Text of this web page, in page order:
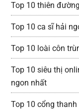
Top 10 thiên
Top 10 ca sĩ hải
Top 10 loài côn
Top 10 siêu thị
ngon nhất
Top 10 cổng